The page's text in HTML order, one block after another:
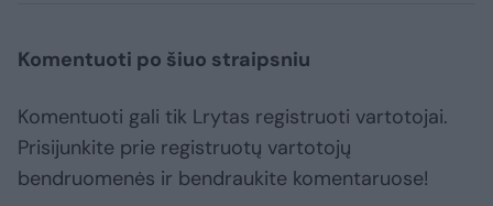
Komentuoti po šiuo straipsniu
Komentuoti gali tik Lrytas registruoti vartotojai.
Prisijunkite prie registruotų vartotojų
bendruomenės ir bendraukite komentaruose!